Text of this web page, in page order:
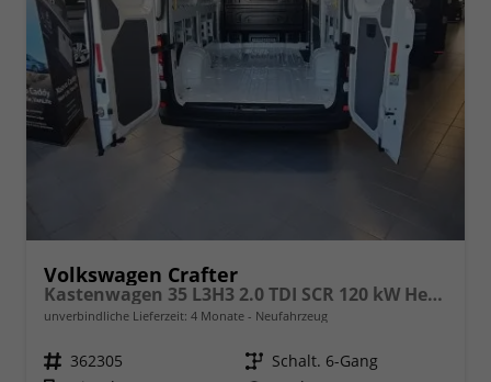
Volkswagen Crafter
Kastenwagen 35 L3H3 2.0 TDI SCR 120 kW Heckantrieb, 6-Gang, Klima, 5 Jahre Garantie, Hochdach -abwählbar gegen Minderpreis- siehe Zusatzausstattungen-
unverbindliche Lieferzeit: 4 Monate Neufahrzeug
Fahrzeugnr. 362305 Getriebe Schalt. 6-Gang